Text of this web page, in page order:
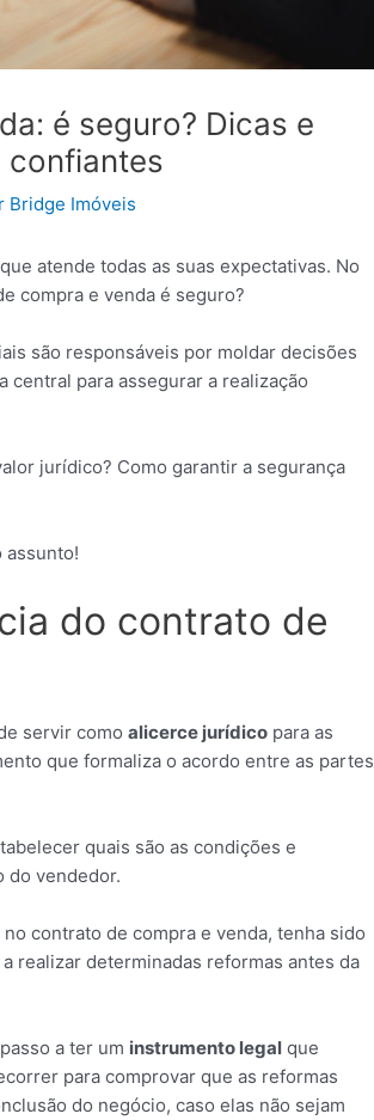
é seguro? Dicas e
confiantes
Bridge Imóveis
atende todas as suas expectativas. No
compra e venda é seguro?
são responsáveis por moldar decisões
central para assegurar a realização
jurídico? Como garantir a segurança
assunto!
do contrato de
servir comoalicerce jurídico para as
que formaliza o acordo entre as partes
quais são as condições e
do vendedor.
contrato de compra e venda, tenha sido
realizar determinadas reformas antes da
a ter um instrumento legal que
para comprovar que as reformas
do negócio, caso elas não sejam